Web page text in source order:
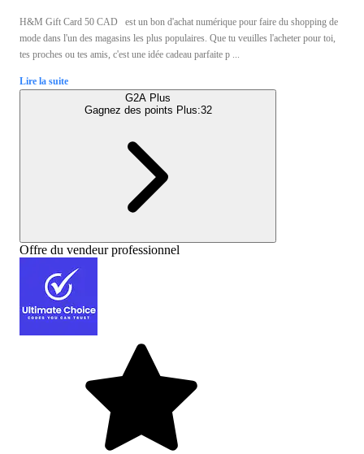
H&M Gift Card 50 CAD est un bon d'achat numérique pour faire du shopping de
mode dans l'un des magasins les plus populaires. Que tu veuilles l'acheter pour toi,
tes proches ou tes amis, c'est une idée cadeau parfaite p ...
Lire la suite
G2A Plus
Gagnez des points Plus:32
Offre du vendeur professionnel